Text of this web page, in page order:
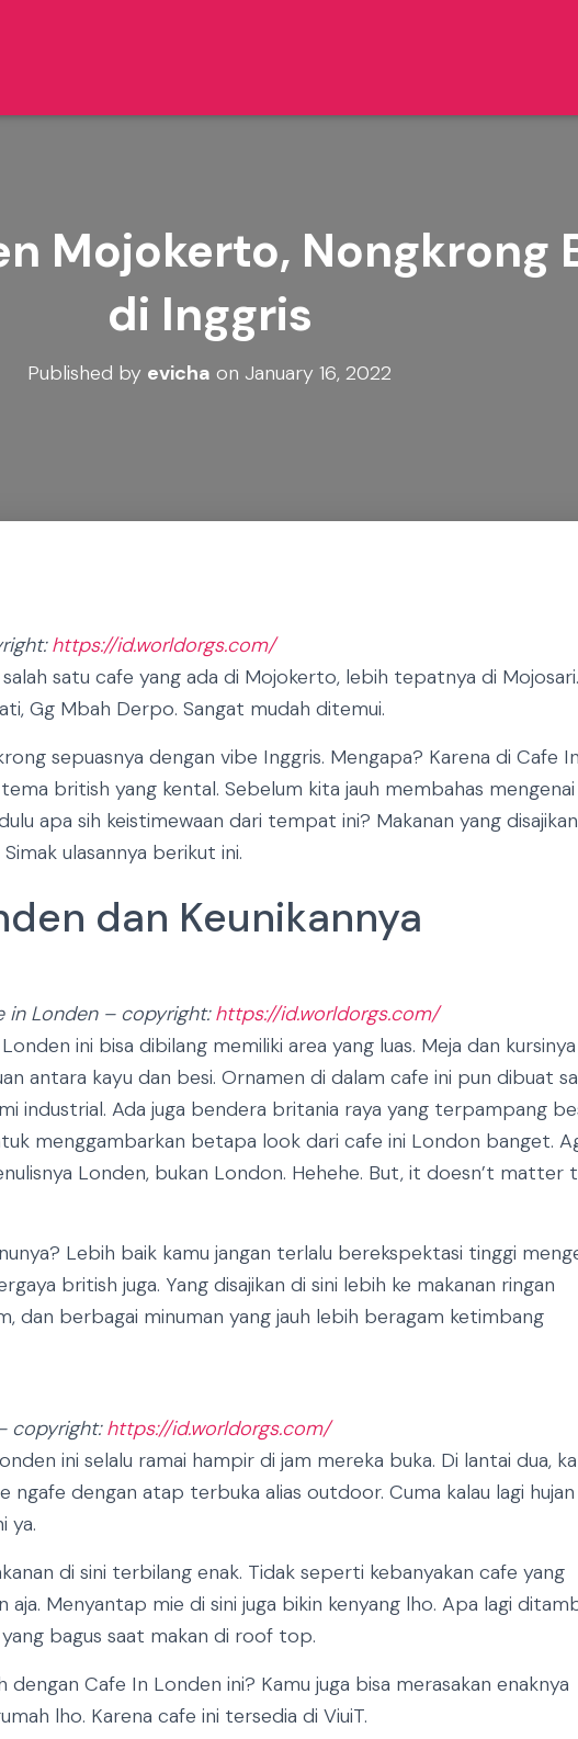
Mojokerto, Nongkrong
di Inggris
Published by evicha on January 16, 2022
https://id.worldorgs.com/
satu cafe yang ada di Mojokerto, lebih tepatnya di Mojosari.
Gg Mbah Derpo. Sangat mudah ditemui.
sepuasnya dengan vibe Inggris. Mengapa? Karena di Cafe In
british yang kental. Sebelum kita jauh membahas
apa sih keistimewaan dari tempat ini? Makanan yang
ulasannya berikut ini.
dan Keunikannya
in Londen – copyright:https://id.worldorgs.com/
ini bisa dibilang memiliki area yang luas. Meja dan kursinya
antara kayu dan besi. Ornamen di dalam cafe ini pun dibuat
industrial. Ada juga bendera britania raya yang terpampang
menggambarkan betapa look dari cafe ini London banget.
Londen, bukan London. Hehehe. But, it doesn’t matter
Lebih baik kamu jangan terlalu berekspektasi tinggi
british juga. Yang disajikan di sini lebih ke makanan ringan
dan berbagai minuman yang jauh lebih beragam ketimbang
copyright:https://id.worldorgs.com/
ini selalu ramai hampir di jam mereka buka. Di lantai dua,
ngafe dengan atap terbuka alias outdoor. Cuma kalau lagi hujan
ya.
di sini terbilang enak. Tidak seperti kebanyakan cafe yang
aja. Menyantap mie di sini juga bikin kenyang lho. Apa lagi
bagus saat makan di roof top.
dengan Cafe In Londen ini? Kamu juga bisa merasakan enaknya
lho. Karena cafe ini tersedia di ViuiT.